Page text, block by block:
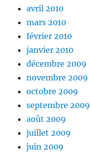
avril 2010
mars 2010
février 2010
janvier 2010
décembre 2009
novembre 2009
octobre 2009
septembre 2009
août 2009
juillet 2009
juin 2009